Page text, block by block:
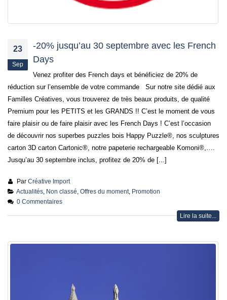
23
Sep
-20% jusqu’au 30 septembre avec les French
Days
Venez profiter des French days et bénéficiez de 20% de
réduction sur l’ensemble de votre commande Sur notre site dédié aux
Familles Créatives, vous trouverez de très beaux produits, de qualité
Premium pour les PETITS et les GRANDS !! C’est le moment de vous
faire plaisir ou de faire plaisir avec les French Days ! C’est l’occasion
de découvrir nos superbes puzzles bois Happy Puzzle®, nos sculptures
carton 3D carton Cartonic®, notre papeterie rechargeable Komoni®,….
Jusqu’au 30 septembre inclus, profitez de 20% de [...]
Par Créative Import
Actualités, Non classé Offres du moment, Promotion
0 Commentaires
Lire la suite...